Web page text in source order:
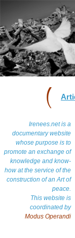
Irenees.net is a
documentary website
whose purpose is to
promote an exchange of
knowledge and know-
how at the service of the
construction of an Art of
peace.
This website is
coordinated by
Modus Operandi